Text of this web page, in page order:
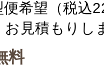
希望（税込
お見積もりし
料